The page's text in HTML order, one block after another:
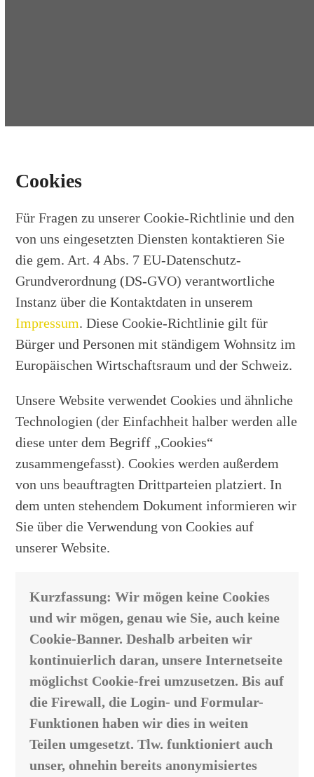
Cookies
Für Fragen zu unserer Cookie-Richtlinie und den
von uns eingesetzten Diensten kontaktieren Sie
die gem. Art. 4 Abs. 7 EU-Datenschutz-
Grundverordnung (DS-GVO) verantwortliche
Instanz über die Kontaktdaten in unserem
Impressum. Diese Cookie-Richtlinie gilt für
Bürger und Personen mit ständigem Wohnsitz im
Europäischen Wirtschaftsraum und der Schweiz.
Unsere Website verwendet Cookies und ähnliche
Technologien (der Einfachheit halber werden alle
diese unter dem Begriff „Cookies“
zusammengefasst). Cookies werden außerdem
von uns beauftragten Drittparteien platziert. In
dem unten stehendem Dokument informieren wir
Sie über die Verwendung von Cookies auf
unserer Website.
Kurzfassung: Wir mögen keine Cookies
und wir mögen, genau wie Sie, auch keine
Cookie-Banner. Deshalb arbeiten wir
kontinuierlich daran, unsere Internetseite
möglichst Cookie-frei umzusetzen. Bis auf
die Firewall, die Login- und Formular-
Funktionen haben wir dies in weiten
Teilen umgesetzt. Tlw. funktioniert auch
unser, ohnehin bereits anonymisiertes